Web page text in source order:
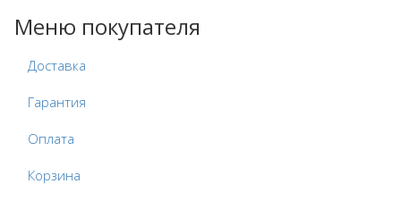
Меню покупателя
Доставка
Гарантия
Оплата
Корзина